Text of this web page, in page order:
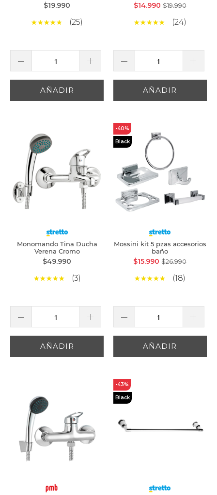
$19.990
(25)
AÑADIR
$14.990 $19.990
(24)
AÑADIR
Monomando Tina Ducha
Verena Cromo
$49.990
(3)
AÑADIR
-40%
Black
Mossini kit 5 pzas accesorios
baño
$15.990$26.990
(18)
AÑADIR
-43%
Black